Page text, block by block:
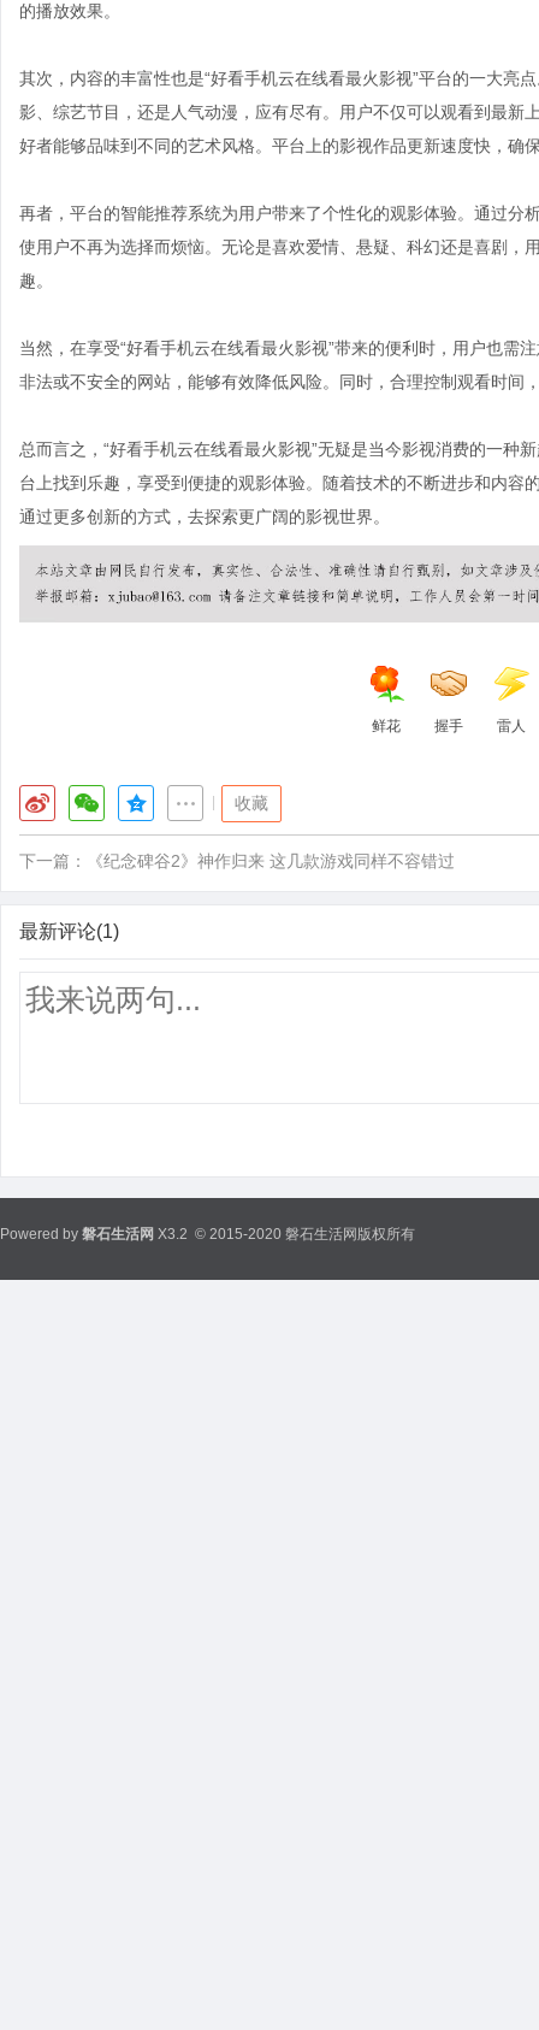
的播放效果。
其次，内容的丰富性也是“好看手机云在线看最火影视”平台的一大亮
影、综艺节目，还是人气动漫，应有尽有。用户不仅可以观看到最新
好者能够品味到不同的艺术风格。平台上的影视作品更新速度快，确
再者，平台的智能推荐系统为用户带来了个性化的观影体验。通过分
使用户不再为选择而烦恼。无论是喜欢爱情、悬疑、科幻还是喜剧，
趣。
当然，在享受“好看手机云在线看最火影视”带来的便利时，用户也需
非法或不安全的网站，能够有效降低风险。同时，合理控制观看时间
总而言之，“好看手机云在线看最火影视”无疑是当今影视消费的一种
台上找到乐趣，享受到便捷的观影体验。随着技术的不断进步和内
通过更多创新的方式，去探索更广阔的影视世界。
鲜花 握手 雷人
收藏
下一篇： 《纪念碑谷2》神作归来 这几款游戏同样不容错过
最新评论(1)
Powered by 磐石生活网 X3.2 © 2015-2020 磐石生活网版权所有